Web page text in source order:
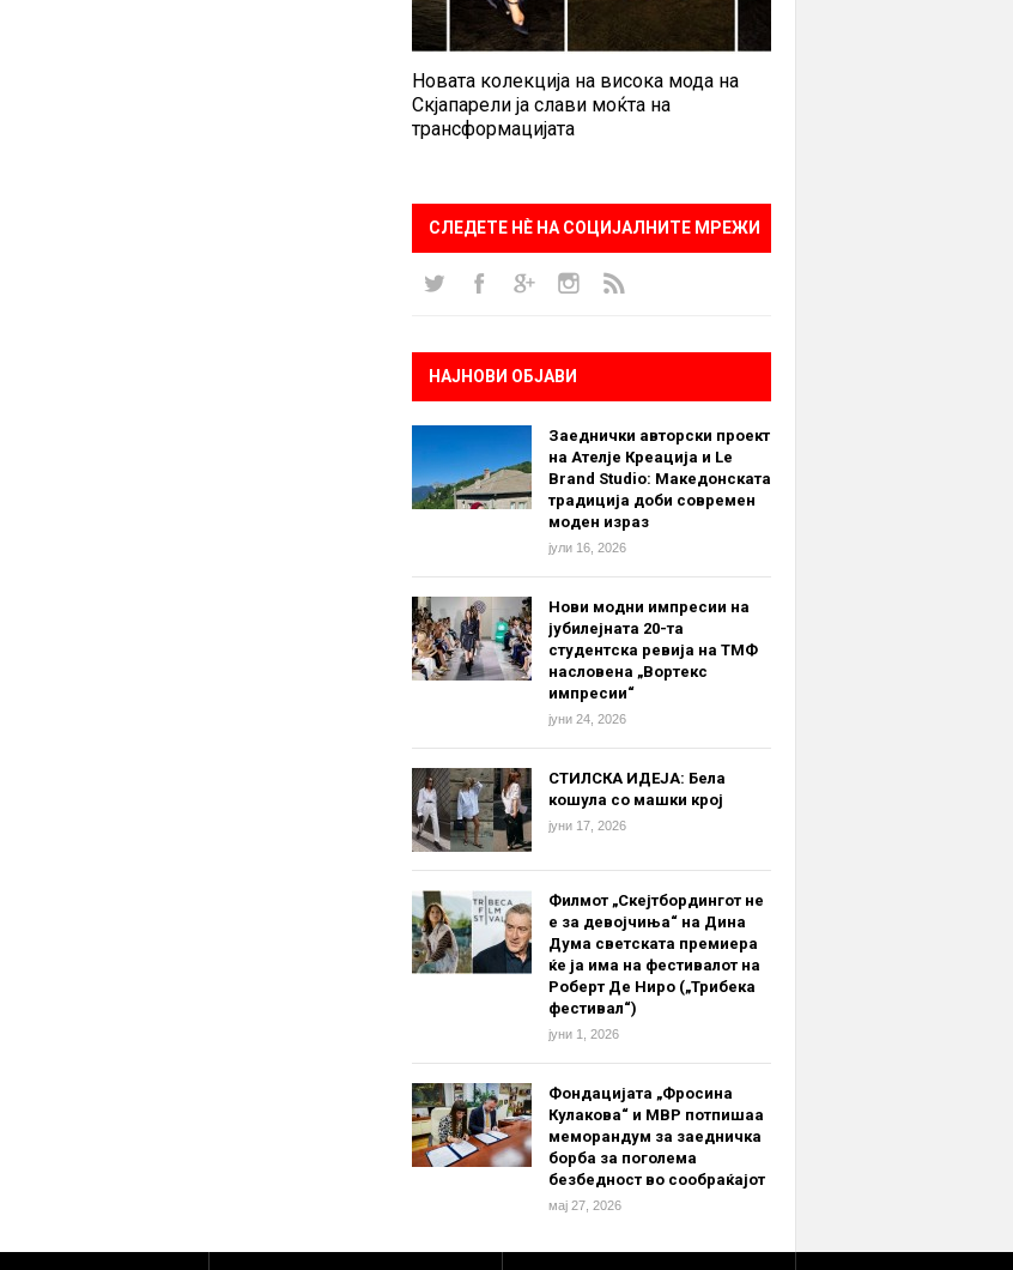
Новата колекција на висока мода на
Скјапарели ја слави моќта на
трансформацијата
СЛЕДЕТЕ НÈ НА СОЦИЈАЛНИТЕ МРЕЖИ
НАЈНОВИ ОБЈАВИ
Заеднички авторски проект
на Ателје Креација и Le
Brand Studio: Македонската
традиција доби современ
моден израз
јули 16, 2026
Нови модни импресии на
јубилејната 20-та
студентска ревија на ТМФ
насловена „Вортекс
импресии“
јуни 24, 2026
СТИЛСКА ИДЕЈА: Бела
кошула со машки крој
јуни 17, 2026
Филмот „Скејтбордингот не
е за девојчиња“ на Дина
Дума светската премиера
ќе ја има на фестивалот на
Роберт Де Ниро („Трибека
фестивал“)
јуни 1, 2026
Фондацијата „Фросина
Кулакова“ и МВР потпишаа
меморандум за заедничка
борба за поголема
безбедност во сообраќајот
мај 27, 2026